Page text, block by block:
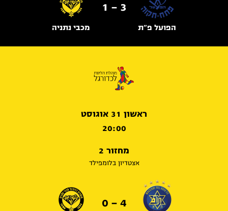
הפועל פ"ת
3 - 1
מכבי נתניה
ראשון 31 אוגוסט
20:00
מחזור 2
אצטדיון בלומפילד
4 - 0